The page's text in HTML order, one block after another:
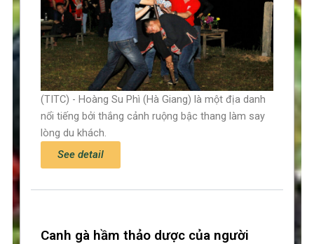
(TITC) - Hoàng Su Phì (Hà Giang) là một địa danh
nổi tiếng bởi thắng cảnh ruộng bậc thang làm say
lòng du khách.
See detail
Canh gà hầm thảo dược của người